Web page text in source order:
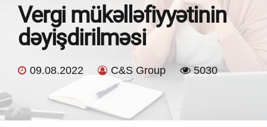
Vergi mükəlləfiyyətinin
dəyişdirilməsi
09.08.2022 C&S Group 5030